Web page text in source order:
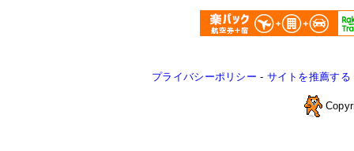
プライバシーポリシー - サイトを推薦する